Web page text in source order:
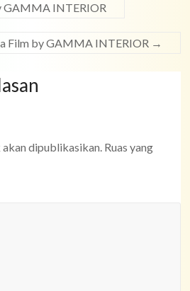
GAMMA INTERIOR
Film by GAMMA INTERIOR →
dipublikasikan. Ruas yang